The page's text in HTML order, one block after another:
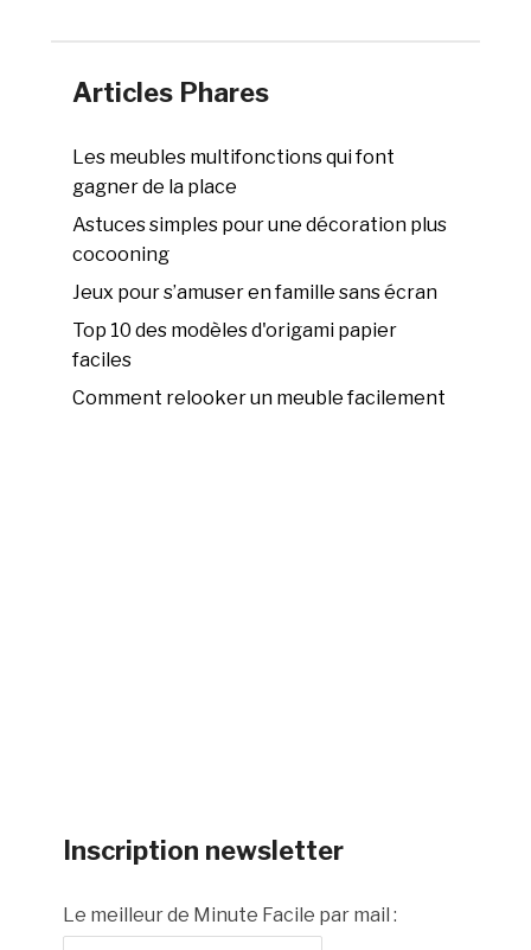
Articles Phares
Les meubles multifonctions qui font
gagner de la place
Astuces simples pour une décoration plus
cocooning
Jeux pour s’amuser en famille sans écran
Top 10 des modèles d'origami papier
faciles
Comment relooker un meuble facilement
Inscription newsletter
Le meilleur de Minute Facile par mail :